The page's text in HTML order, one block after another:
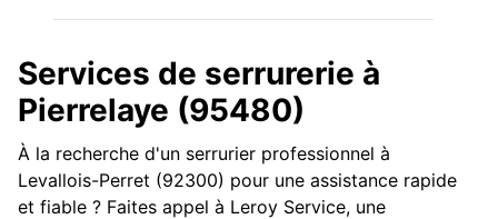
Services de serrurerie à
Pierrelaye (95480)
À la recherche d'un serrurier professionnel à
Levallois-Perret (92300) pour une assistance rapide
et fiable ? Faites appel à Leroy Service, une